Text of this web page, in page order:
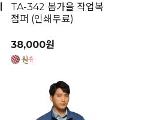
TA-342 봄가을 작업복
점퍼 (인쇄무료)
38,000원